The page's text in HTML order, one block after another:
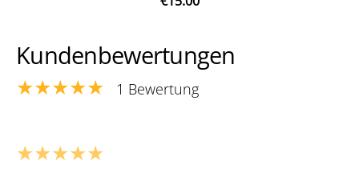
Kundenbewertungen
★★★★★ 1 Bewertung
★★★★★